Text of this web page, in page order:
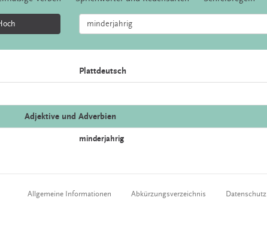
Plattdeutsch
Adjektive und Adverbien
minderjahrig
Allgemeine Informationen Abkürzungsverzeichnis Datenschutz